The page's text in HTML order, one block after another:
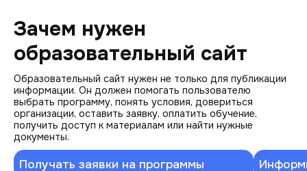
Зачем нужен
образовательный сайт
Образовательный сайт нужен не только для публикации
информации. Он должен помогать пользователю
выбрать программу, понять условия, довериться
организации, оставить заявку, оплатить обучение,
получить доступ к материалам или найти нужные
документы.
Получать заявки на программы